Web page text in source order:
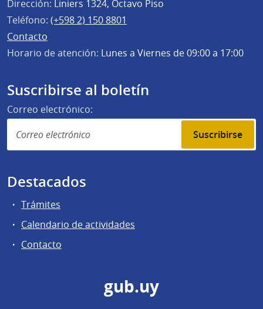
Dirección: Liniers 1324, Octavo Piso
Teléfono: (+598 2) 150 8801
Contacto
Horario de atención: Lunes a Viernes de 09:00 a 17:00
Suscribirse al boletín
Correo electrónico:
Suscribirse
Destacados
Trámites
Calendario de actividades
Contacto
gub.uy